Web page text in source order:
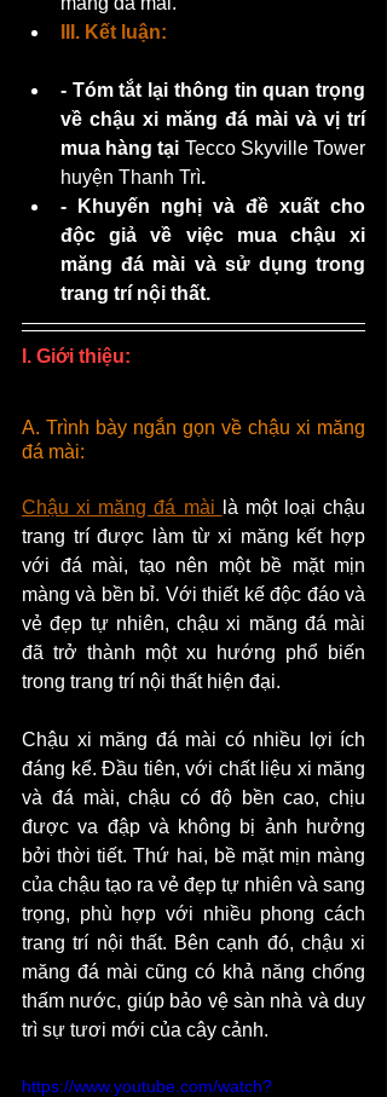
III. Kết luận:
- Tóm tắt lại thông tin quan trọng
về chậu xi măng đá mài và vị trí
mua hàng tại Tecco Skyville Tower
huyện Thanh Trì.
- Khuyến nghị và đề xuất cho
độc giả về việc mua chậu xi
măng đá mài và sử dụng trong
trang trí nội thất.
I. Giới thiệu:
A. Trình bày ngắn gọn về chậu xi măng
đá mài:
Chậu xi măng đá mài
là một loại chậu
trang trí được làm từ xi măng kết hợp
với đá mài, tạo nên một bề mặt mịn
màng và bền bỉ. Với thiết kế độc đáo và
vẻ đẹp tự nhiên, chậu xi măng đá mài
đã trở thành một xu hướng phổ biến
trong trang trí nội thất hiện đại.
Chậu xi măng đá mài có nhiều lợi ích
đáng kể. Đầu tiên, với chất liệu xi măng
và đá mài, chậu có độ bền cao, chịu
được va đập và không bị ảnh hưởng
bởi thời tiết. Thứ hai, bề mặt mịn màng
của chậu tạo ra vẻ đẹp tự nhiên và sang
trọng, phù hợp với nhiều phong cách
trang trí nội thất. Bên cạnh đó, chậu xi
măng đá mài cũng có khả năng chống
thấm nước, giúp bảo vệ sàn nhà và duy
trì sự tươi mới của cây cảnh.
https://www.youtube.com/watch?